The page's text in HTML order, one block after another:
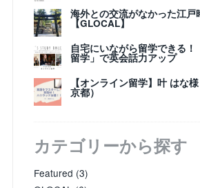
海外との交流がなかった江戸
【GLOCAL】
自宅にいながら留学できる！
留学」で英会話力アップ
【オンライン留学】叶 はな
京都）
カテゴリーから探す
Featured (3)